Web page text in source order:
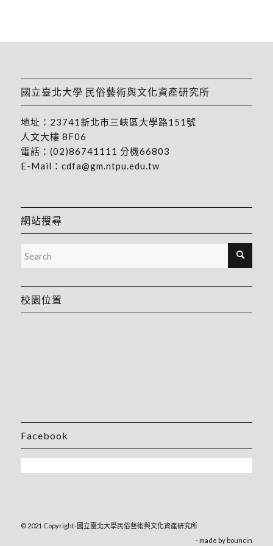
國立臺北大學 民俗藝術與文化資產研究所
地址： 23741新北市三峽區大學路151號
人文大樓 8F06
電話： (02)86741111 分機66803
E-Mail： cdfa@gm.ntpu.edu.tw
網站搜尋
校園位置
Facebook
© 2021 Copyright-國立臺北大學民俗藝術與文化資產研究所
- made by bouncin